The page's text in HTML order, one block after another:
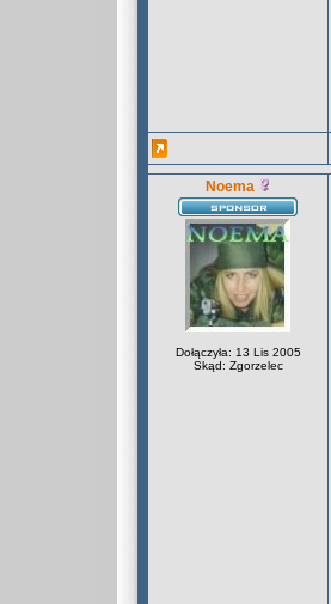
Noema
Dołączyła: 13 Lis 2005
Skąd: Zgorzelec